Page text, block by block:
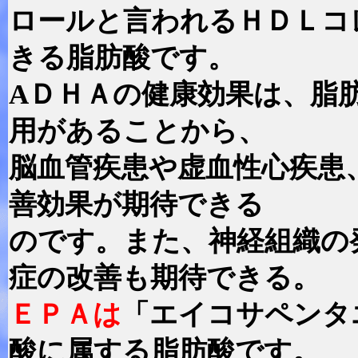
ロールと言われるＨＤＬ
きる脂肪酸です。
AＤＨＡの健康効果は、脂
用があることから、
脳血管疾患や虚血性心疾
善効果が期待できる
のです。また、神経組織
症の改善も期待できる。
ＥＰＡは 「エイコサペン
酸に属する脂肪酸です。